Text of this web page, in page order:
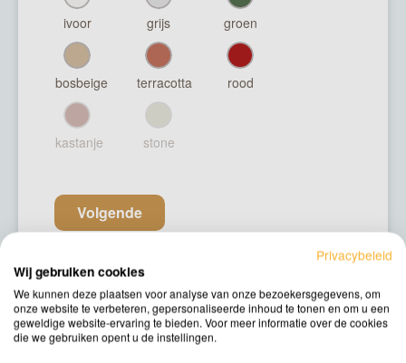
ivoor grijs groen
bosbeige terracotta rood
kastanje stone
Volgende
Privacybeleid
Wij gebruiken cookies
We kunnen deze plaatsen voor analyse van onze bezoekersgegevens, om
onze website te verbeteren, gepersonaliseerde inhoud te tonen en om u een
geweldige website-ervaring te bieden. Voor meer informatie over de cookies
die we gebruiken opent u de instellingen.